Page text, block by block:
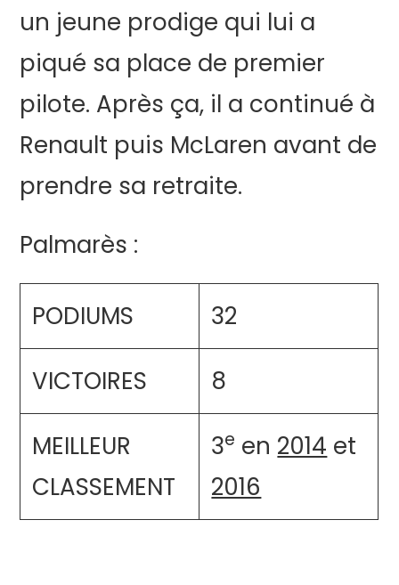
un jeune prodige qui lui a
piqué sa place de premier
pilote. Après ça, il a continué à
Renault puis McLaren avant de
prendre sa retraite.
Palmarès :
PODIUMS 32
VICTOIRES 8
MEILLEUR
CLASSEMENT
3e en 2014 et
2016